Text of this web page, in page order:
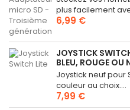
plus facilement
6,99 €
JOYSTICK
BLEU, ROUGE OU
Joystick neuf pour
couleur au choix....
7,99 €